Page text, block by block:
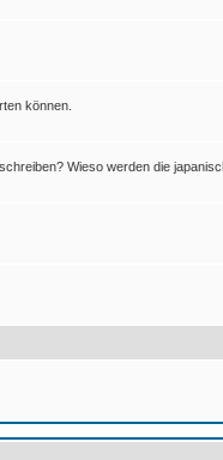
können.
Wieso werden die